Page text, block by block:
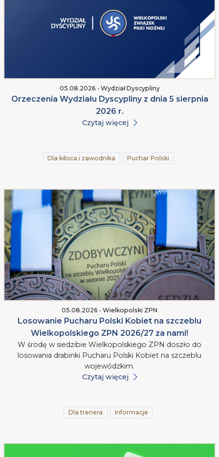
05.08.2026 • Wydział Dyscypliny
Orzeczenia Wydziału Dyscypliny z dnia 5 sierpnia
2026 r.
Czytaj więcej
Dla kibica i zawodnika Puchar Polski
05.08.2026 • Wielkopolski ZPN
Losowanie Pucharu Polski Kobiet na szczeblu
Wielkopolskiego ZPN 2026/27 za nami!
W środę w siedzibie Wielkopolskiego ZPN doszło do
losowania drabinki Pucharu Polski Kobiet na szczeblu
wojewódzkim.
Czytaj więcej
Dla trenera Informacje